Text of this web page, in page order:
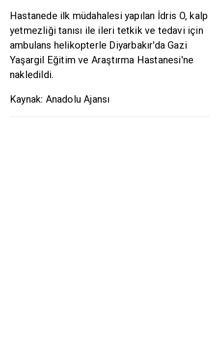
Hastanede ilk müdahalesi yapılan İdris O, kalp
yetmezliği tanısı ile ileri tetkik ve tedavi için
ambulans helikopterle Diyarbakır'da Gazi
Yaşargil Eğitim ve Araştırma Hastanesi'ne
nakledildi.
Kaynak: Anadolu Ajansı